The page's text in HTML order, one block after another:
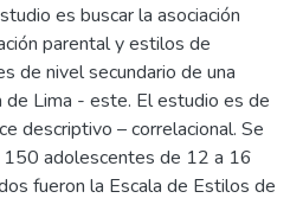
es buscar la asociación
parental y estilos de
de nivel secundario de una
de Lima - este. El estudio es de
descriptivo – correlacional. Se
150 adolescentes de 12 a 16
fueron la Escala de Estilos de